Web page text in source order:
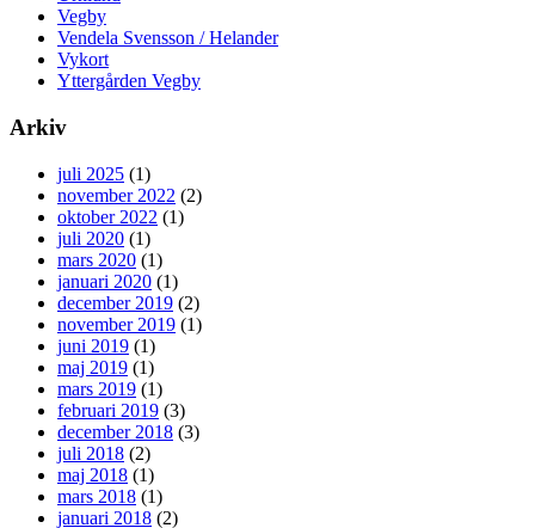
Vegby
Vendela Svensson / Helander
Vykort
Yttergården Vegby
Arkiv
juli 2025 (1)
november 2022 (2)
oktober 2022 (1)
juli 2020 (1)
mars 2020 (1)
januari 2020 (1)
december 2019 (2)
november 2019 (1)
juni 2019 (1)
maj 2019 (1)
mars 2019 (1)
februari 2019 (3)
december 2018 (3)
juli 2018 (2)
maj 2018 (1)
mars 2018 (1)
januari 2018 (2)